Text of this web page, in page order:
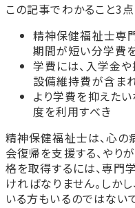
この記事でわかること3
精神保健福祉士専
期間が短い分学費
学費には、入学金
設備維持費が含ま
より学費を抑えた
度を利用すべき
精神保健福祉士は、心
会復帰を支援する、やり
格を取得するには、専門
ければなりません。しか
いる方もいるのではない